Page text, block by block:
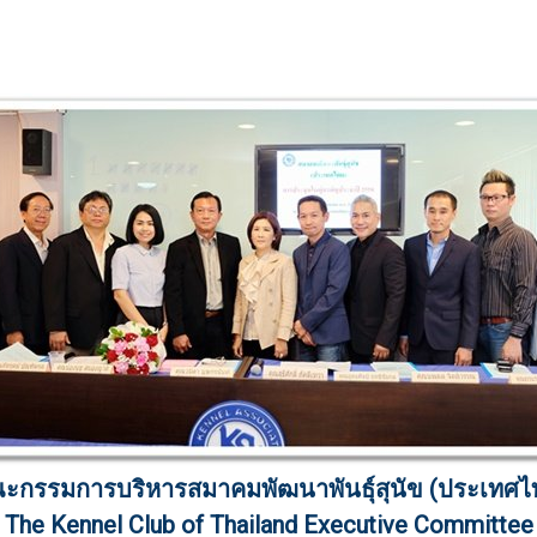
กรรมการบริหารสมาคมพัฒนาพันธุ์สุนัข (ประเทศไ
The Kennel Club of Thailand Executive Committee